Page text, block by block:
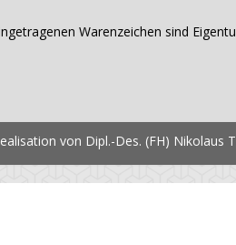
Warenzeichen sind
von Dipl.-Des. (FH) Nikolaus